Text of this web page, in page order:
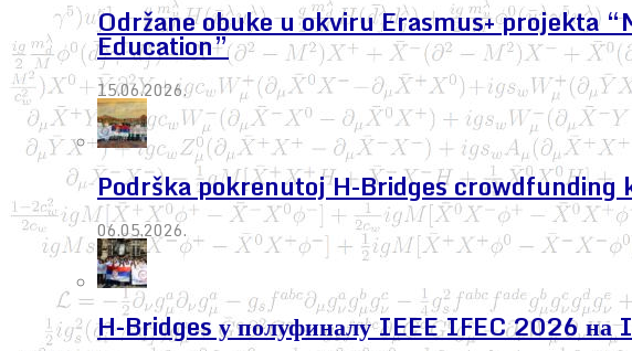
Održane obuke u okviru Erasmus+ projekta
Education”
15.06.2026.
Podrška pokrenutoj H-Bridges crowdfunding
06.05.2026.
H-Bridges у полуфиналу IEEE IFEC 2026 на